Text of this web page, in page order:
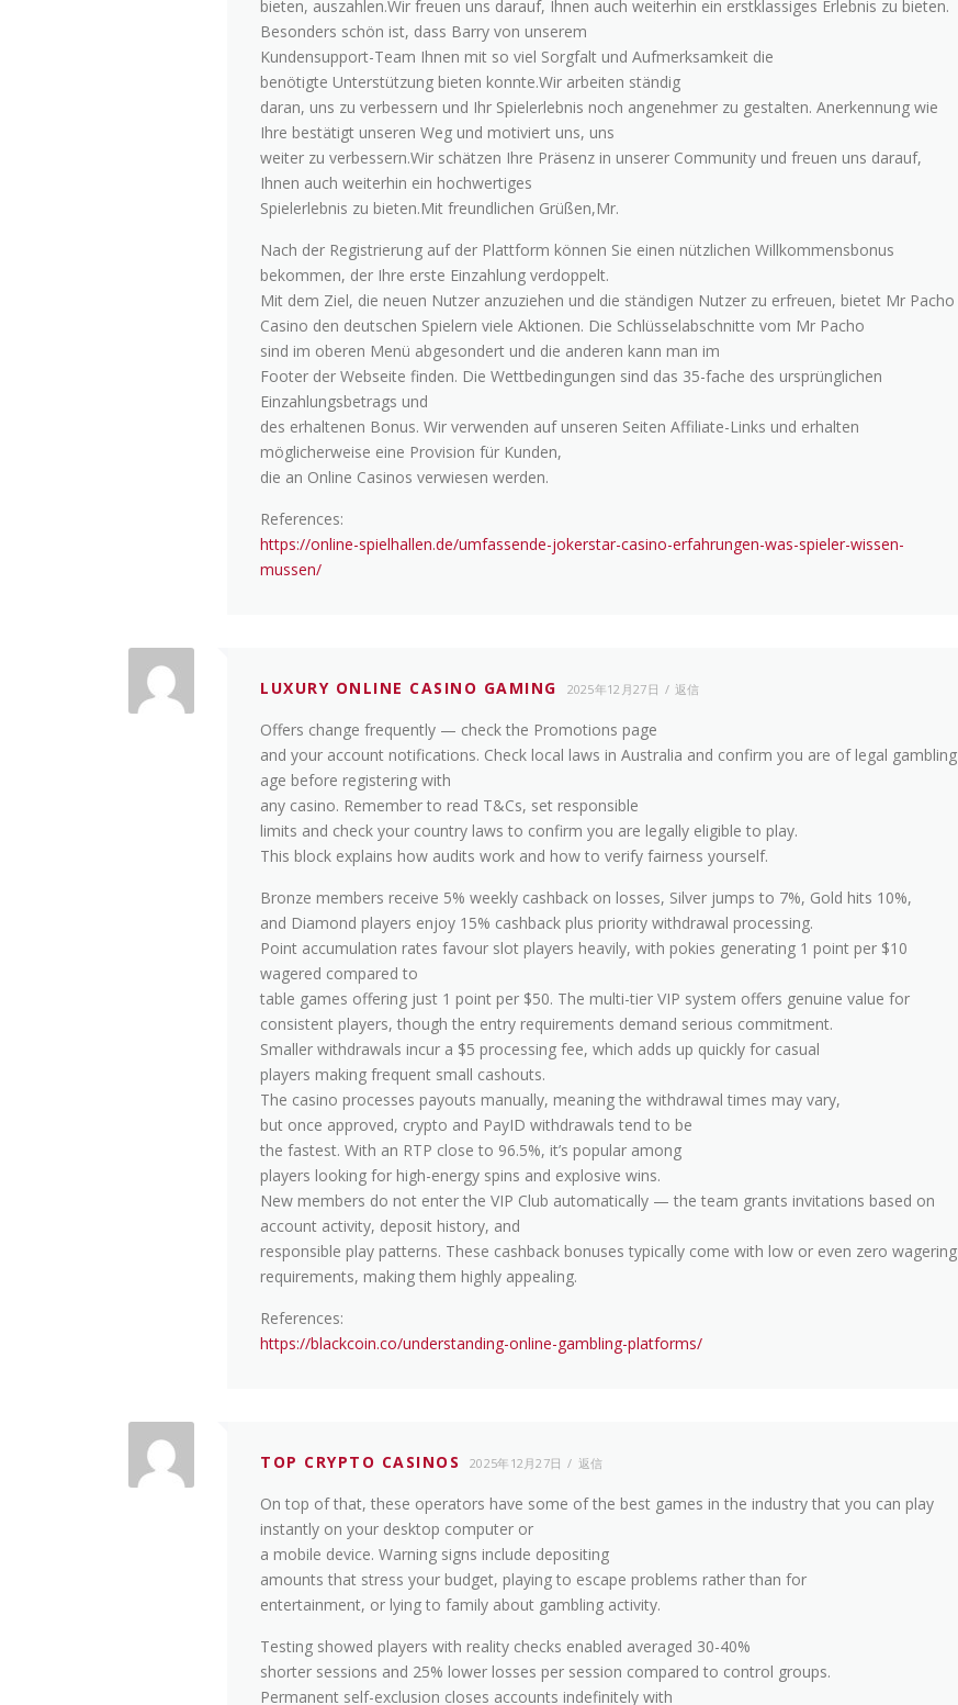
bieten, auszahlen.Wir freuen uns darauf, Ihnen auch weiterhin ein erstklassiges Erlebnis zu bieten.
Besonders schön ist, dass Barry von unserem
Kundensupport-Team Ihnen mit so viel Sorgfalt und Aufmerksamkeit die
benötigte Unterstützung bieten konnte.Wir arbeiten ständig
daran, uns zu verbessern und Ihr Spielerlebnis noch angenehmer zu gestalten. Anerkennung wie
Ihre bestätigt unseren Weg und motiviert uns, uns
weiter zu verbessern.Wir schätzen Ihre Präsenz in unserer Community und freuen uns darauf,
Ihnen auch weiterhin ein hochwertiges
Spielerlebnis zu bieten.Mit freundlichen Grüßen,Mr.
Nach der Registrierung auf der Plattform können Sie einen nützlichen Willkommensbonus
bekommen, der Ihre erste Einzahlung verdoppelt.
Mit dem Ziel, die neuen Nutzer anzuziehen und die ständigen Nutzer zu erfreuen, bietet Mr Pacho
Casino den deutschen Spielern viele Aktionen. Die Schlüsselabschnitte vom Mr Pacho
sind im oberen Menü abgesondert und die anderen kann man im
Footer der Webseite finden. Die Wettbedingungen sind das 35-fache des ursprünglichen
Einzahlungsbetrags und
des erhaltenen Bonus. Wir verwenden auf unseren Seiten Affiliate-Links und erhalten
möglicherweise eine Provision für Kunden,
die an Online Casinos verwiesen werden.
References:
https://online-spielhallen.de/umfassende-jokerstar-casino-erfahrungen-was-spieler-wissen-
mussen/
LUXURY ONLINE CASINO GAMING 2025年12月27日 返信
Offers change frequently — check the Promotions page
and your account notifications. Check local laws in Australia and confirm you are of legal gambling
age before registering with
any casino. Remember to read T&Cs, set responsible
limits and check your country laws to confirm you are legally eligible to play.
This block explains how audits work and how to verify fairness yourself.
Bronze members receive 5% weekly cashback on losses, Silver jumps to 7%, Gold hits 10%,
and Diamond players enjoy 15% cashback plus priority withdrawal processing.
Point accumulation rates favour slot players heavily, with pokies generating 1 point per $10
wagered compared to
table games offering just 1 point per $50. The multi-tier VIP system offers genuine value for
consistent players, though the entry requirements demand serious commitment.
Smaller withdrawals incur a $5 processing fee, which adds up quickly for casual
players making frequent small cashouts.
The casino processes payouts manually, meaning the withdrawal times may vary,
but once approved, crypto and PayID withdrawals tend to be
the fastest. With an RTP close to 96.5%, it’s popular among
players looking for high-energy spins and explosive wins.
New members do not enter the VIP Club automatically — the team grants invitations based on
account activity, deposit history, and
responsible play patterns. These cashback bonuses typically come with low or even zero wagering
requirements, making them highly appealing.
References:
https://blackcoin.co/understanding-online-gambling-platforms/
TOP CRYPTO CASINOS 2025年12月27日 返信
On top of that, these operators have some of the best games in the industry that you can play
instantly on your desktop computer or
a mobile device. Warning signs include depositing
amounts that stress your budget, playing to escape problems rather than for
entertainment, or lying to family about gambling activity.
Testing showed players with reality checks enabled averaged 30-40%
shorter sessions and 25% lower losses per session compared to control groups.
Permanent self-exclusion closes accounts indefinitely with